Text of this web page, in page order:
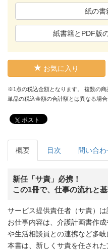
紙の書
紙書籍とPDF版
お気に入り
※1点の税込金額となります。 複数の商
単品の税込金額の合計額とは異なる場
ポスト
概要 目次 問い合わ
新任「サ責」必携！
この1冊で、仕事の流れと
サービス提供責任者（サ責）は
お仕事内容は、介護計画書作
や生活相談員との連携など多岐
本書は、新しくサ責を任され